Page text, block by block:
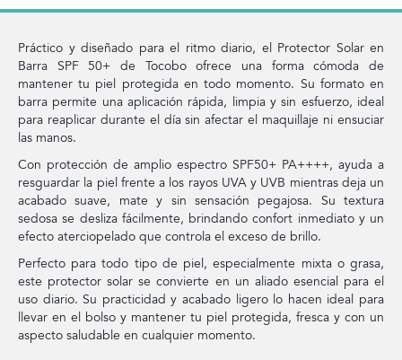
Práctico y diseñado para el ritmo diario, el Protector Solar en
Barra SPF 50+ de Tocobo ofrece una forma cómoda de
mantener tu piel protegida en todo momento. Su formato en
barra permite una aplicación rápida, limpia y sin esfuerzo, ideal
para reaplicar durante el día sin afectar el maquillaje ni ensuciar
las manos.
Con protección de amplio espectro SPF50+ PA++++, ayuda a
resguardar la piel frente a los rayos UVA y UVB mientras deja un
acabado suave, mate y sin sensación pegajosa. Su textura
sedosa se desliza fácilmente, brindando confort inmediato y un
efecto aterciopelado que controla el exceso de brillo.
Perfecto para todo tipo de piel, especialmente mixta o grasa,
este protector solar se convierte en un aliado esencial para el
uso diario. Su practicidad y acabado ligero lo hacen ideal para
llevar en el bolso y mantener tu piel protegida, fresca y con un
aspecto saludable en cualquier momento.